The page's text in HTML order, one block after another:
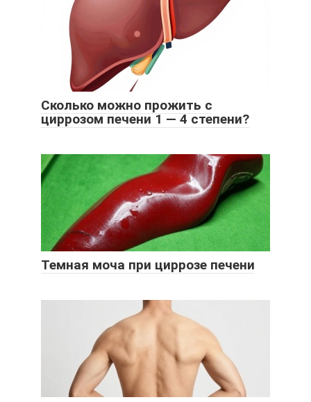
Сколько можно прожить с
циррозом печени 1 — 4 степени?
Темная моча при циррозе печени